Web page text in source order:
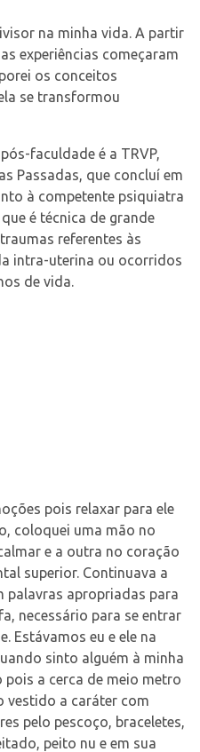
na minha vida. A partir
experiências começaram
os conceitos
se transformou
faculdade é a TRVP,
Passadas, que concluí em
à competente psiquiatra
é técnica de grande
referentes às
intra-uterina ou ocorridos
de vida.
pois relaxar para ele
coloquei uma mão no
e a outra no coração
superior. Continuava a
palavras apropriadas para
necessário para se entrar
Estávamos eu e ele na
sinto alguém à minha
a cerca de meio metro
vestido a caráter com
pelo pescoço, braceletes,
peito nu e em sua